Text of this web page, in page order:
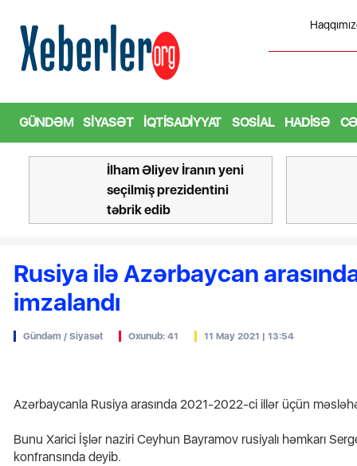
prezidentini təbrik edib
GÜNDƏM SIYASƏT İQTISADIYYAT SOSIAL HADISƏ
Bu şəxslərin I siniflərə
məktəb seçimi BAŞLAYIR
Rusiya ilə Azərbaycan
imzalandı
Gündəm / Siyasət Oxunub: 41 11 May 2021 | 13:54
Azərbaycanla Rusiya arasında 2021-2022-ci illər üçün
Bunu Xarici İşlər naziri Ceyhun Bayramov rusiyalı həmkarı
konfransında deyib.
“Şəxsi maşınla gəlməyin” - BNA
çağırış etdi